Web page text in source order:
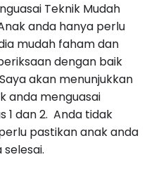
Teknik Mudah
anda hanya perlu
mudah faham dan
dengan baik
akan menunjukkan
anda menguasai
1 dan 2. Anda tidak
pastikan anak anda